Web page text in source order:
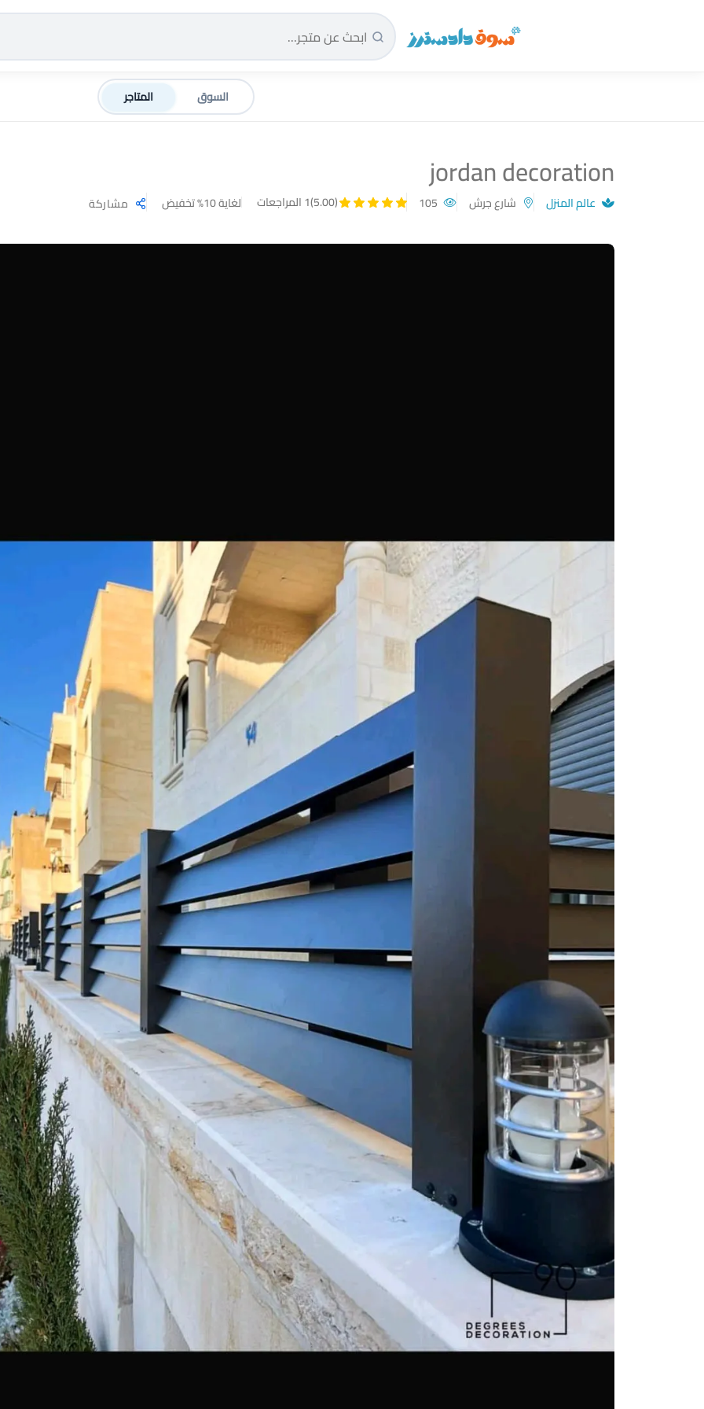
سوق دادسترز الرئيسية
السوق المتاجر
jordan decoration
عالم المنزل شارع جرش (5.00) 1 المراجعات لغاية 10% تخفيض مشاركة